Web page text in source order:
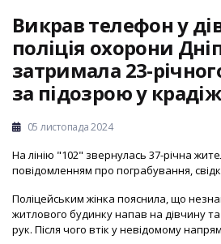
Викрав телефон у
поліція охорони
затримала 23-
за підозрою у
05 листопада 2024
На лінію "102" звернулась 37-річна
повідомленням про пограбування,
Поліцейським жінка пояснила, що
житлового будинку напав на дівчину та
рук. Після чого втік у невідомому